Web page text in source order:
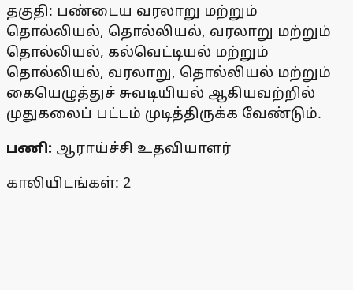
தகுதி: பண்டைய வரலாறு மற்றும்
தொல்லியல், தொல்லியல், வரலாறு மற்றும்
தொல்லியல், கல்வெட்டியல் மற்றும்
தொல்லியல், வரலாறு, தொல்லியல் மற்றும்
கையெழுத்துச் சுவடியியல் ஆகியவற்றில்
முதுகலைப் பட்டம் முடித்திருக்க வேண்டும்.
பணி: ஆராய்ச்சி உதவியாளர்
காலியிடங்கள்: 2